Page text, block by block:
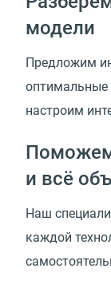
модели
Предложим
оптимальные
настроим
и всё
Наш
каждой